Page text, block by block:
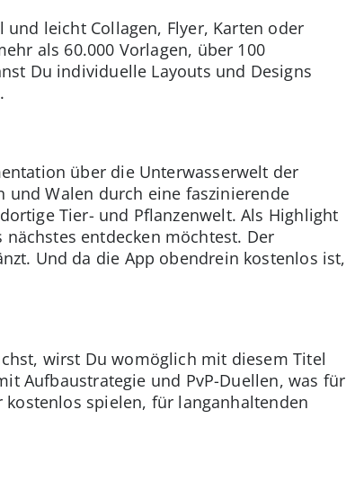
leicht Collagen, Flyer, Karten oder
als 60.000 Vorlagen, über 100
Du individuelle Layouts und Designs
über die Unterwasserwelt der
Walen durch eine faszinierende
Tier- und Pflanzenwelt. Als Highlight
entdecken möchtest. Der
Und da die App obendrein kostenlos ist,
wirst Du womöglich mit diesem Titel
Aufbaustrategie und PvP-Duellen, was für
spielen, für langanhaltenden